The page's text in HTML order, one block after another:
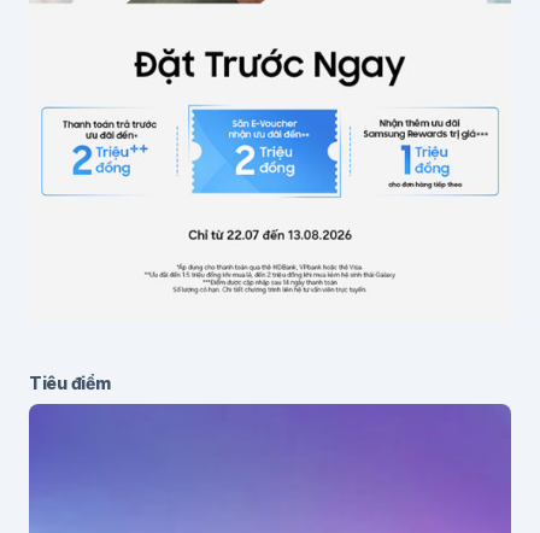
Lưu thông tin cho lần bình luận sau
Gửi bình luận
Tiêu điểm